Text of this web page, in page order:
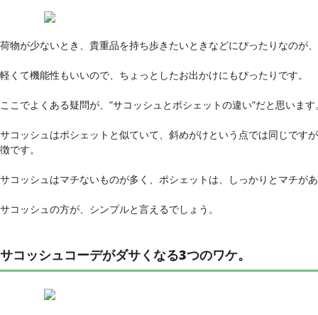
荷物が少ないとき、貴重品を持ち歩きたいときなどにぴったりなのが
軽くて機能性もいいので、ちょっとしたお出かけにもぴったりです。
ここでよくある疑問が、”サコッシュとポシェットの違い”だと思います
サコッシュはポシェットと似ていて、斜めがけという点では同じです
徴です。
サコッシュはマチないものが多く、ポシェットは、しっかりとマチが
サコッシュの方が、シンプルと言えるでしょう。
サコッシュコーデがダサくなる3つのワケ。